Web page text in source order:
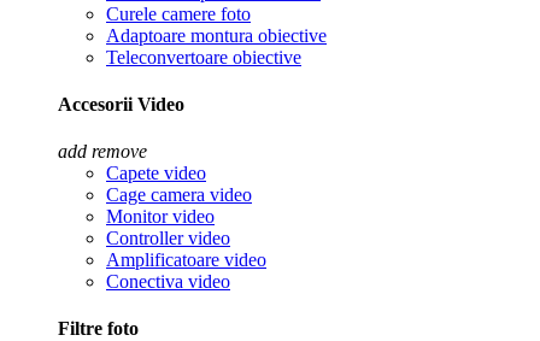
Curele camere foto
Adaptoare montura obiective
Teleconvertoare obiective
Accesorii Video
add remove
Capete video
Cage camera video
Monitor video
Controller video
Amplificatoare video
Conectiva video
Filtre foto